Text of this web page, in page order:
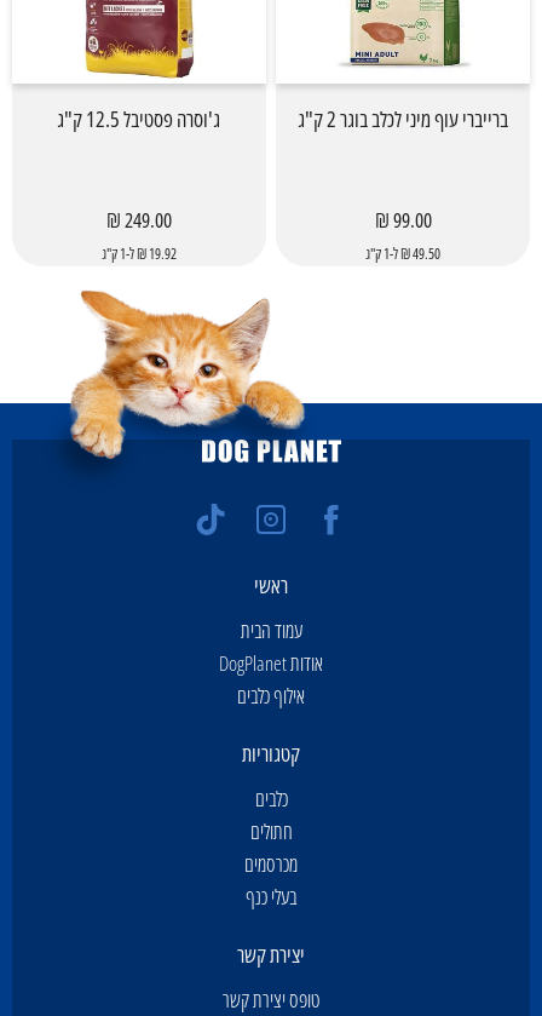
ברייברי עוף מיני לכלב בוגר 2 ק"ג
99.00 ₪
49.50 ₪ ל-1 ק"ג
ג'וסרה פסטיבל 12.5 ק"ג
249.00 ₪
19.92 ₪ ל-1 ק"ג
ראשי
עמוד הבית
אודות DogPlanet
אילוף כלבים
קטגוריות
כלבים
חתולים
מכרסמים
בעלי כנף
יצירת קשר
טופס יצירת קשר